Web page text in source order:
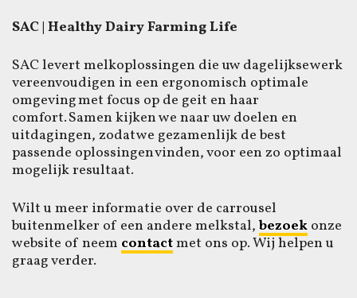
SAC | Healthy Dairy Farming Life
SAC levert melkoplossingen die uw dagelijkse werk
vereenvoudigen in een ergonomisch optimale
omgeving met focus op de geit en haar
comfort. Samen kijken we naar uw doelen en
uitdagingen, zodat we gezamenlijk de best
passende oplossingen vinden, voor een zo optimaal
mogelijk resultaat.
Wilt u meer informatie over de carrousel
buitenmelker of een andere melkstal,bezoek onze
website of neem contactmet ons op. Wij helpen u
graag verder.